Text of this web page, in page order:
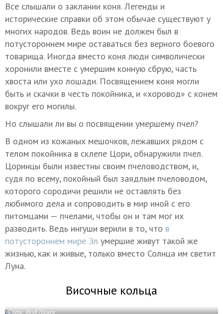
Все слышали о заклании коня. Легенды и
исторические справки об этом обычае существуют у
многих народов. Ведь воин не должен был в
потустороннем мире оставаться без верного боевого
товарища. Иногда вместо коня люди символически
хоронили вместе с умершим конную сбрую, часть
хвоста или ухо лошади. Посвящением коня могли
быть и скачки в честь покойника, и «хоровод» с конем
вокруг его могилы.
Но слышали ли вы о посвящении умершему пчел?
В одном из кожаных мешочков, лежавших рядом с
телом покойника в склепе Цори, обнаружили пчел.
Цоринцы были известны своим пчеловодством, и,
судя по всему, покойный был заядлым пчеловодом,
которого сородичи решили не оставлять без
любимого дела и сопроводить в мир иной с его
питомцами — пчелами, чтобы он и там мог их
разводить. Ведь ингуши верили в то, что в
потустороннем мире Эл умершие живут такой же
жизнью, как и живые, только вместо Солнца им светит
Луна.
Височные кольца
Фото: Якуб Гогиев